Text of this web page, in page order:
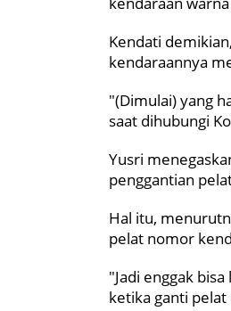
Kendati
kendaraannya
"(Dimulai) yang
saat dihubungi
Yusri
penggantian
Hal itu,
pelat nomor
"Jadi enggak
ketika ganti